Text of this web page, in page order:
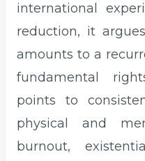
international
reduction, it
amounts to a
fundamental
points to
physical and
burnout,